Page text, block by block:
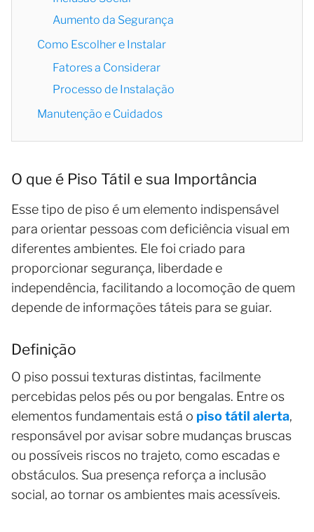
Aumento da Segurança
Como Escolher e Instalar
Fatores a Considerar
Processo de Instalação
Manutenção e Cuidados
O que é Piso Tátil e sua Importância
Esse tipo de piso é um elemento indispensável
para orientar pessoas com deficiência visual em
diferentes ambientes. Ele foi criado para
proporcionar segurança, liberdade e
independência, facilitando a locomoção de quem
depende de informações táteis para se guiar.
Definição
O piso possui texturas distintas, facilmente
percebidas pelos pés ou por bengalas. Entre os
elementos fundamentais está o piso tátil alerta,
responsável por avisar sobre mudanças bruscas
ou possíveis riscos no trajeto, como escadas e
obstáculos. Sua presença reforça a inclusão
social, ao tornar os ambientes mais acessíveis.